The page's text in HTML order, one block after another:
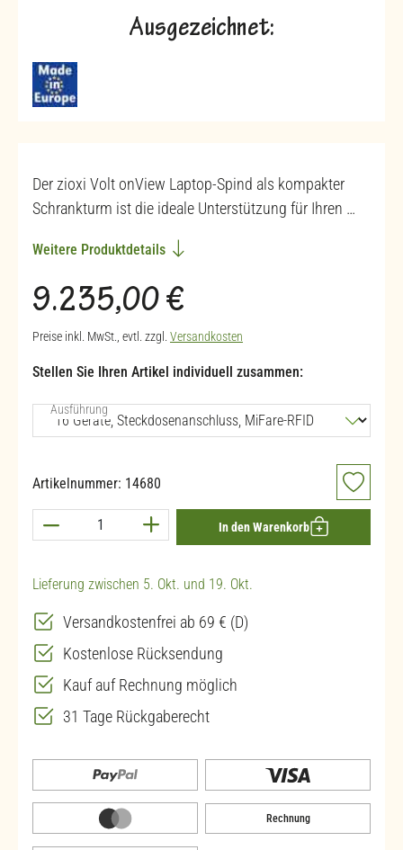
Ausgezeichnet:
Der zioxi Volt onView Laptop-Spind als kompakter
Schrankturm ist die ideale Unterstützung für Ihren …
Weitere Produktdetails
Regulärer Preis:
9.235,00 €
Preise inkl. MwSt., evtl. zzgl. Versandkosten
Stellen Sie Ihren Artikel individuell zusammen:
Ausführungauswählen
Artikelnummer: 14680
Produkt Anzahl: Gib den gewünschten Wert
In den Warenkorb
Lieferung zwischen 5. Okt. und 19. Okt.
Versandkostenfrei ab 69 € (D)
Kostenlose Rücksendung
Kauf auf Rechnung möglich
31 Tage Rückgaberecht
Rechnung